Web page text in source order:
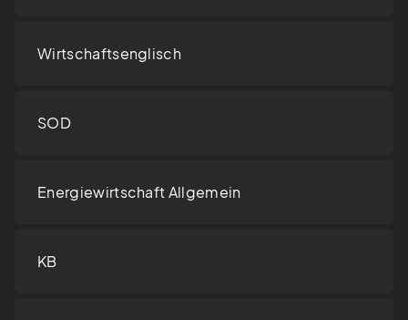
Wirtschaftsenglisch
SOD
Energiewirtschaft Allgemein
KB